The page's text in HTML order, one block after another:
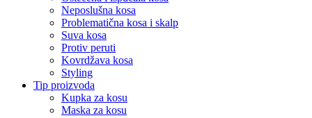
Neposlušna kosa
Problematična kosa i skalp
Suva kosa
Protiv peruti
Kovrdžava kosa
Styling
Tip proizvoda
Kupka za kosu
Maska za kosu